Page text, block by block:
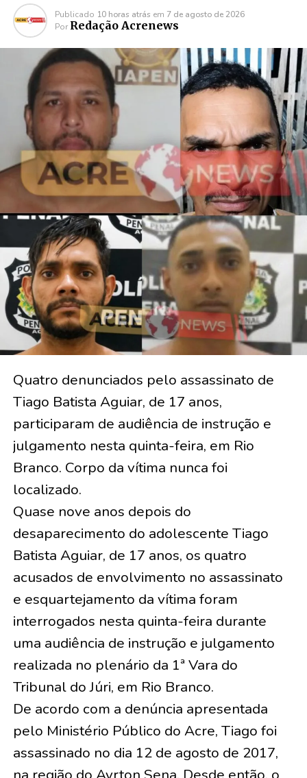
Publicado 10 horas atrás em 7 de agosto de 2026
Por Redação Acrenews
Quatro denunciados pelo assassinato de
Tiago Batista Aguiar, de 17 anos,
participaram de audiência de instrução e
julgamento nesta quinta-feira, em Rio
Branco. Corpo da vítima nunca foi
localizado.
Quase nove anos depois do
desaparecimento do adolescente Tiago
Batista Aguiar, de 17 anos, os quatro
acusados de envolvimento no assassinato
e esquartejamento da vítima foram
interrogados nesta quinta-feira durante
uma audiência de instrução e julgamento
realizada no plenário da 1ª Vara do
Tribunal do Júri, em Rio Branco.
De acordo com a denúncia apresentada
pelo Ministério Público do Acre, Tiago foi
assassinado no dia 12 de agosto de 2017,